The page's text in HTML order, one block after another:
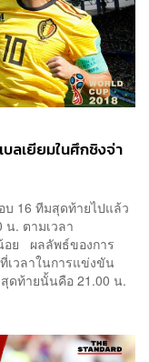
บลเยียมในศึกชิงจ่า
บ 16 ทีมสุดท้ายไปแล้ว
น. ตามเวลา
อย ผลลัพธ์ของการ
เวลาในการแข่งขัน
ดท้ายนั้นคือ 21.00 น.